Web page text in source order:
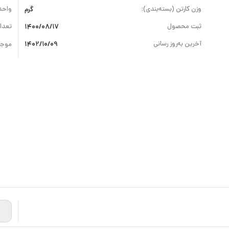
وزن کارتن (بسته‌بندی): گرم
ثبت محصول 1400/08/17
آخرین به‌روز رسانی 1402/10/09